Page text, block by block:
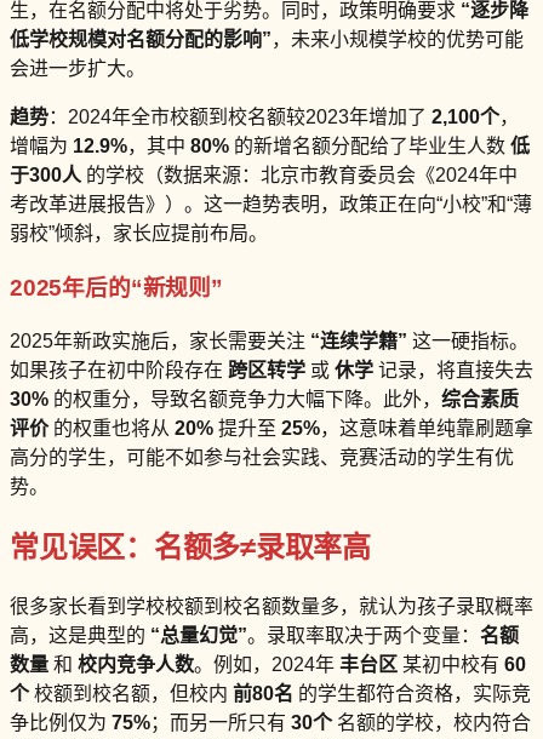
生，在名额分配中将处于劣势。同时，政策明确要求 “逐步降
低学校规模对名额分配的影响”，未来小规模学校的优势可能
会进一步扩大。
趋势：2024年全市校额到校名额较2023年增加了 2,100个，
增幅为 12.9%，其中 80% 的新增名额分配给了毕业生人数 低
于300人 的学校（数据来源：北京市教育委员会《2024年中
考改革进展报告》）。这一趋势表明，政策正在向“小校”和“薄
弱校”倾斜，家长应提前布局。
2025年后的“新规则”
2025年新政实施后，家长需要关注 “连续学籍” 这一硬指标。
如果孩子在初中阶段存在 跨区转学 或 休学 记录，将直接失去
30% 的权重分，导致名额竞争力大幅下降。此外， 综合素质
评价的权重也将从 20% 提升至 25%，这意味着单纯靠刷题拿
高分的学生，可能不如参与社会实践、竞赛活动的学生有优
势。
常见误区：名额多≠录取率高
很多家长看到学校校额到校名额数量多，就认为孩子录取概率
高，这是典型的 “总量幻觉”。录取率取决于两个变量： 名额
数量 和 校内竞争人数。例如，2024年 丰台区 某初中校有 60
个校额到校名额，但校内 前80名 的学生都符合资格，实际竞
争比例仅为 75%；而另一所只有 30个名额的学校，校内符合